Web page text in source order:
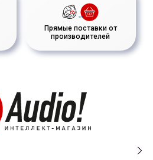
Прямые поставки от
производителей